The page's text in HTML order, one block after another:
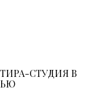
СТУДИЯ В